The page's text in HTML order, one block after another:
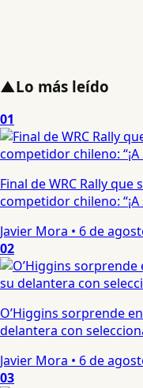
▲Lo más leído
01
Final de WRC Rally
competidor chileno:
Javier Mora • 6 de
02
O’Higgins sorprende
delantera con
Javier Mora • 6 de
03